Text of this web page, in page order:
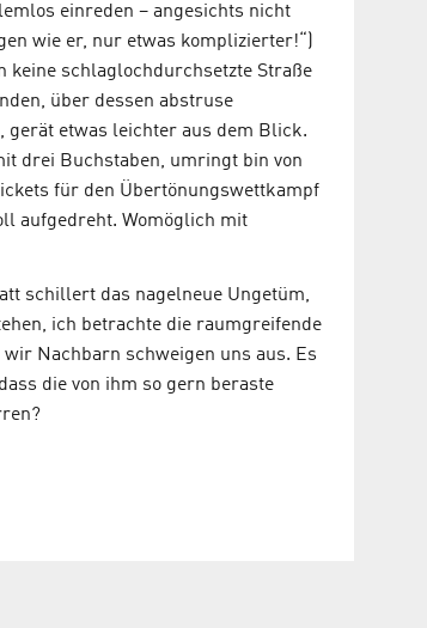
einreden – angesichts nicht
wie er, nur etwas komplizierter!“)
keine schlaglochdurchsetzte Straße
über dessen abstruse
gerät etwas leichter aus dem Blick.
drei Buchstaben, umringt bin von
für den Übertönungswettkampf
aufgedreht. Womöglich mit
schillert das nagelneue Ungetüm,
ich betrachte die raumgreifende
Nachbarn schweigen uns aus. Es
die von ihm so gern beraste